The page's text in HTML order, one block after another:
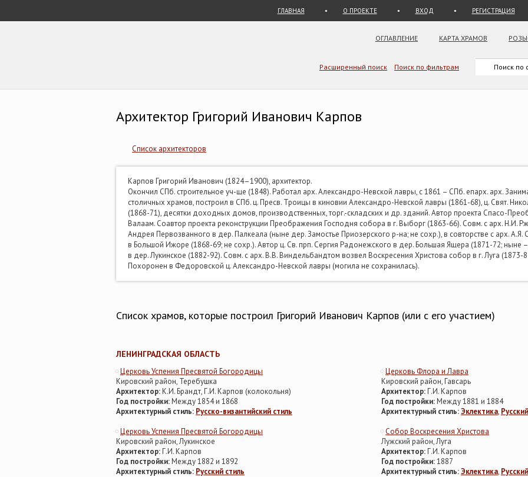
ГЛАВНАЯ О ПРОЕКТЕ ВХОД РЕГИСТРАЦИЯ
ОГЛАВЛЕНИЕ КАРТА ХРАМОВ
Расширенный поиск Поиск по фильтрам
Архитектор Григорий Иванович Карпов
Список архитекторов
Карпов Григорий Иванович (1824–1900), архитектор.
Окончил СПб. строительное уч-ще (1848). Работал арх. Александро-Невской лавры, с 1861 – СПб. епарх. арх.
столичных храмов, построил в СПб. ц. Пресв. Троицы в киновии Александро-Невской лавры (1861-68), ц. Свят.
(1868-71), десятки доходных домов, производственных, торг.-складских и др. зданий. Автор проекта Спасо-
Валаам. Соавтор проекта реконструкции Преображения Господня собора в г. Выборг (1863-66). Совм. с арх. Н.И.
Андрея Первозванного в дер. Палкеала (ныне дер. Замостье Приозерского р-на; не сохр.), в совторстве с арх.
в Большой Ижоре (1868-69; не сохр.). Автор ц. Св. прп. Сергия Радонежского в дер. Большая Ящера (1871-72; ныне
в дер. Лукинское (1882-92). Совм. с арх. В.В. Виндельбандтом возвел Воскресения Христова собор в г. Луга (1873-
Похоронен в Федоровской ц. Александро-Невской лавры (могила не сохранилась).
Список храмов, которые построил Григорий Иванович Карпов (или с его участием)
ЛЕНИНГРАДСКАЯ ОБЛАСТЬ
Церковь Успения Пресвятой Богородицы
Кировский район, Теребушка
Архитектор:К.И. Брандт, Г.И. Карпов (колокольня)
Год постройки:Между 1854 и 1868
Архитектурный стиль: Русско-византийский стиль
Церковь Флора и Лавра
Кировский район, Гавсарь
Архитектор:Г.И. Карпов
Год постройки:Между 1881 и 1884
Архитектурный стиль:Эклектика,
Церковь Успения Пресвятой Богородицы
Кировский район, Лукинское
Архитектор:Г.И. Карпов
Год постройки:Между 1882 и 1892
Архитектурный стиль: Русский стиль
Собор Воскресения Христова
Лужский район, Луга
Архитектор:Г.И. Карпов
Год постройки:1887
Архитектурный стиль:Эклектика,